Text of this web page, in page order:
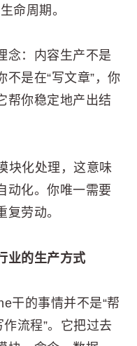
命周期。
念：内容生产不是
不是在“写文章”，你
帮你稳定地产出结
块化处理，这意味
动化。你唯一需要
劳动。
业的生产方式
干的事情并不是“帮
流程”。它把过去